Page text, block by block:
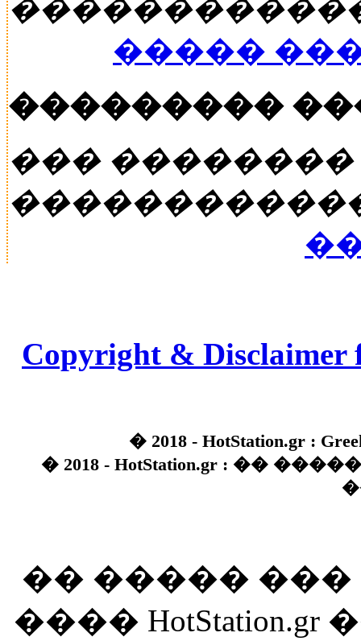
�����
���������
���
Copyright & Disclaimer
� 2018 - HotStation.gr :
� 2018 - HotStation.gr : ��
�� �����
����